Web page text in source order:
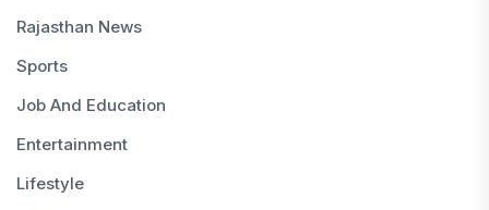
Rajasthan News
Sports
Job And Education
Entertainment
Lifestyle